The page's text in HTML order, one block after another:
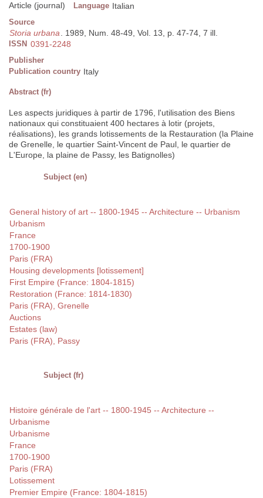
Article (journal) Language Italian
Source
Storia urbana. 1989, Num. 48-49, Vol. 13, p. 47-74, 7 ill.
ISSN 0391-2248
Publisher
Publication country Italy
Abstract (fr)
Les aspects juridiques à partir de 1796, l'utilisation des Biens
nationaux qui constituaient 400 hectares à lotir (projets,
réalisations), les grands lotissements de la Restauration (la Plaine
de Grenelle, le quartier Saint-Vincent de Paul, le quartier de
L'Europe, la plaine de Passy, les Batignolles)
Subject (en)
General history of art -- 1800-1945 -- Architecture -- Urbanism
Urbanism
France
1700-1900
Paris (FRA)
Housing developments [lotissement]
First Empire (France: 1804-1815)
Restoration (France: 1814-1830)
Paris (FRA), Grenelle
Auctions
Estates (law)
Paris (FRA), Passy
Subject (fr)
Histoire générale de l'art -- 1800-1945 -- Architecture --
Urbanisme
Urbanisme
France
1700-1900
Paris (FRA)
Lotissement
Premier Empire (France: 1804-1815)